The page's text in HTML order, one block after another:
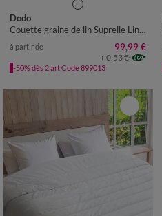
Dodo
Couette graine de lin Suprelle Lin Protect (400g/m²) - DODO
à partir de 99,99 €
+ 0,53 €
-50% dès 2 art Code 899013